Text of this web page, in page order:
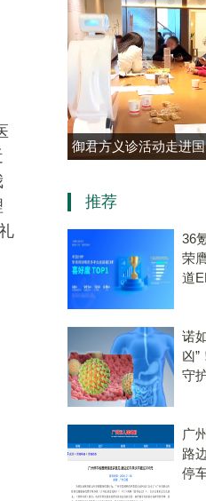
玻色量子完成10亿元
算机赛道唯一代表
推荐
36
荣
道
诺
凶”
守
广
路
停